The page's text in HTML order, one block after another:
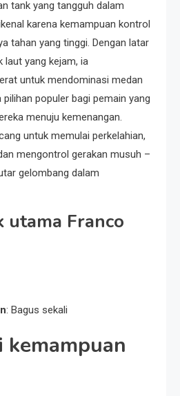
tank yang tangguh dalam
karena kemampuan kontrol
tahan yang tinggi. Dengan latar
laut yang kejam, ia
untuk mendominasi medan
populer bagi pemain yang
menuju kemenangan.
untuk memulai perkelahian,
mengontrol gerakan musuh –
gelombang dalam
utama Franco
: Bagus sekali
kemampuan